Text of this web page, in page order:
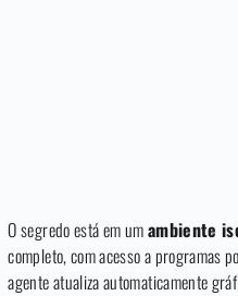
O segredo está em umambiente
completo, com acesso a programas
agente atualiza automaticamente